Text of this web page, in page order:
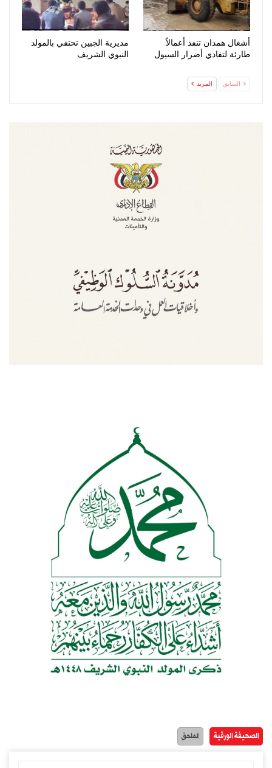
أشغال همدان تنفذ أعمالاً
طارئة لتفادي أضرار السيول
مديرية الجبين تحتفي بالمولد
النبوي الشريف
السابق المزيد
الصحيفة الورقية الملحق